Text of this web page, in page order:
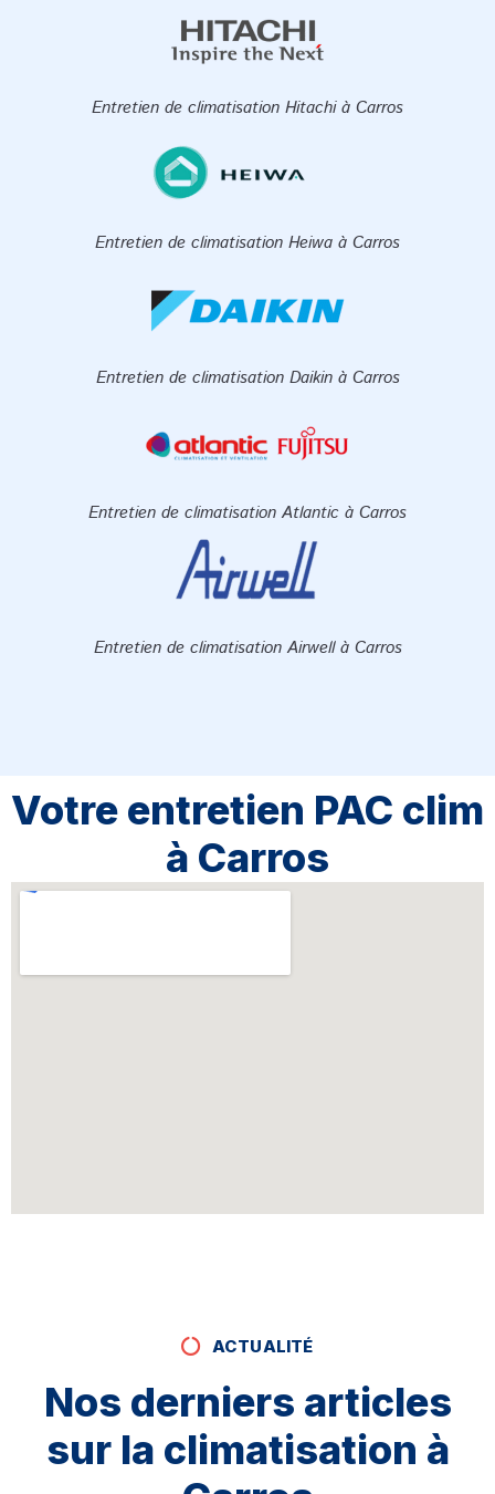
Entretien de climatisation Hitachi à Carros
Entretien de climatisation Heiwa à Carros
Entretien de climatisation Daikin à Carros
Entretien de climatisation Atlantic à Carros
Entretien de climatisation Airwell à Carros
Votre entretien PAC clim
à Carros
ACTUALITÉ
Nos derniers articles
sur la climatisation à